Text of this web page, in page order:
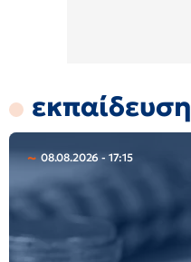
εκπαίδευση
08.08.2026 - 17:15